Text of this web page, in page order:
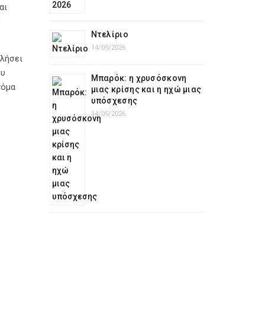
Ντελίριο
14/05/2026
Μπαρόκ: η χρυσόσκονη
μιας κρίσης και η ηχώ μιας
υπόσχεσης
14/05/2026